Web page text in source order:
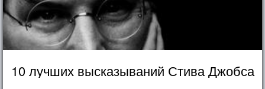
10 лучших высказываний Стива Джобса